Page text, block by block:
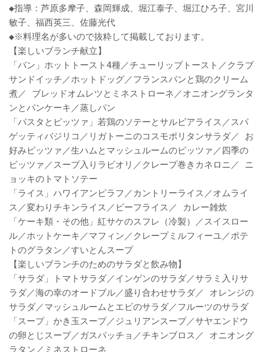
◆指導：芦原多摩子、森岡輝成、堀江泰子、堀江ひろ子、宮川
敏子、福西英三、佐藤光代
◆※料理名が多いので抜粋して掲載しております。
【楽しいブランチ献立】
「パン」ホットトースト4種／チューリップトースト／クラブ
サンドイッチ／ホットドッグ／フランスパンと鶏のクリーム
煮／ ブレッドオムレツとミネストローネ／オニオングランタ
ンとパンケーキ／蒸しパン
「パスタとピッツァ」若鶏のソテーとサルビアライス／スパ
ゲッティバジリコ／リガトーニのコスモポリタンサラダ／ お
好みピッツァ／生ハムとマッシュルームのピッツァ／四季の
ピッツァ／スープ入りラビオリ／クレープ巻きカネロニ／ ニ
ョッキのトマトソテー
「ライス」ハワイアンピラフ／カントリーライス／オムライ
ス／変わりチキンライス／ビーフライス／ カレー雑炊
「ケーキ類・その他」紅サケのスフレ（冷製）／スイスロー
ル／ホットケーキ／マフィン／クレープミルフィーユ／ポテ
トのグラタン／すいとんスープ
【楽しいブランチのためのサラダと飲み物】
「サラダ」トマトサラダ／インゲンのサラダ／サラミ入りサ
ラダ／海の幸のオードブル／盛り合わせサラダ／ オレンジの
サラダ／マッシュルームとエビのサラダ／フルーツのサラダ
「スープ」かき玉スープ／ジュリアンスープ／サヤエンドウ
の卵とじスープ／ガスパッチョ／チキンブロス／ オニオング
ラタン／ミネストローネ